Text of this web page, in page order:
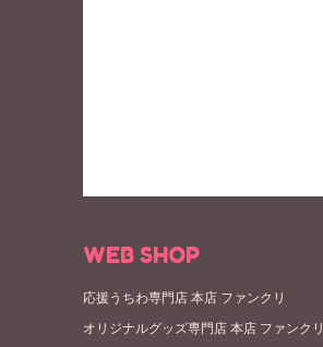
WEB SHOP
応援うちわ専門店 本店 ファンクリ
オリジナルグッズ専門店 本店 ファンクリ